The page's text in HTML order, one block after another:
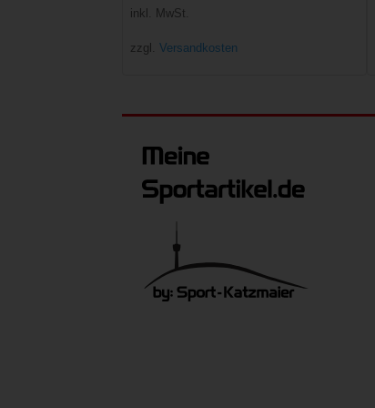
inkl. MwSt.
zzgl.Versandkosten